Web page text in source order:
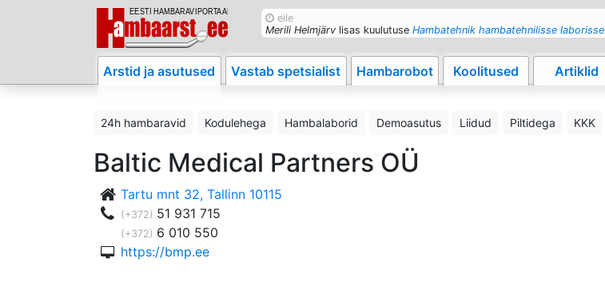
eile
Merili Helmjärv lisas kuulutuse Hambatehnik hambatehnilisse laborisse
Arstid ja asutused Vastab spetsialist Hambarobot Koolitused Artiklid
24h hambaravid Kodulehega Hambalaborid Demoasutus Liidud Piltidega KKK
Baltic Medical Partners OÜ
Tartu mnt 32, Tallinn 10115
(+372) 51 931 715
(+372) 6 010 550
https://bmp.ee